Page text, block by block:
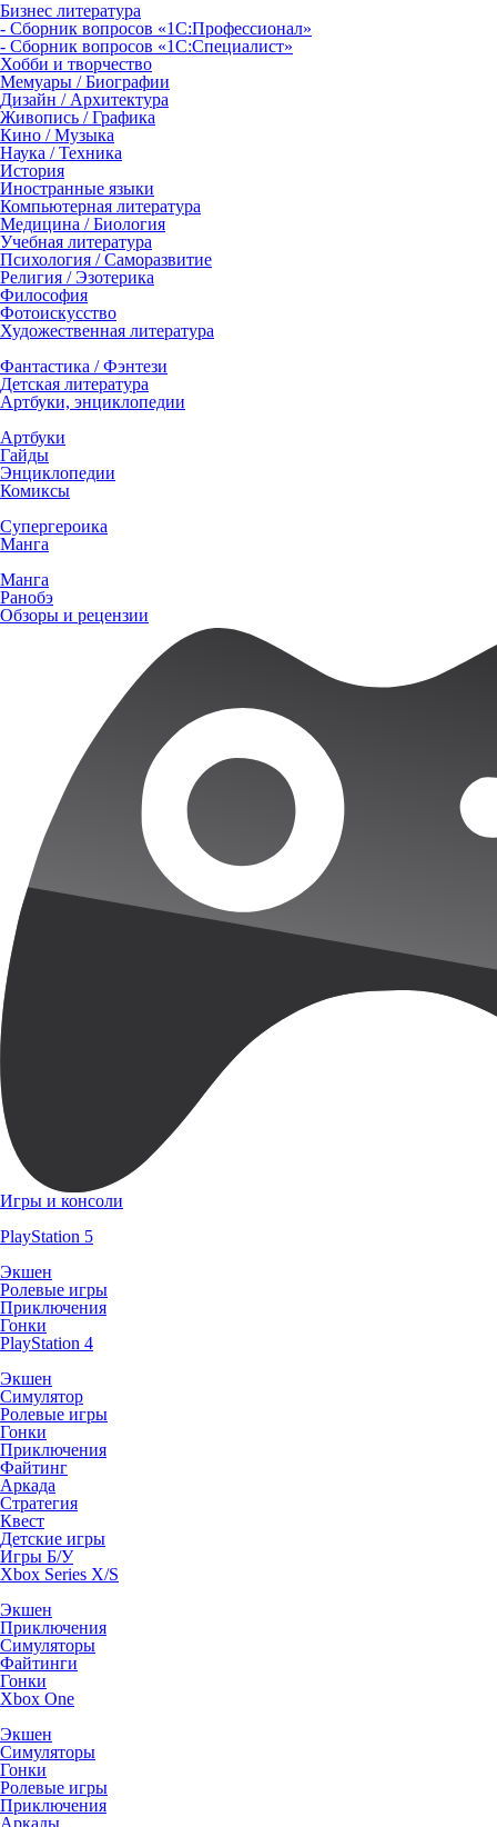
Бизнес литература
- Сборник вопросов «1С:Профессионал»
- Сборник вопросов «1С:Специалист»
Хобби и творчество
Мемуары / Биографии
Дизайн / Архитектура
Живопись / Графика
Кино / Музыка
Наука / Техника
История
Иностранные языки
Компьютерная литература
Медицина / Биология
Учебная литература
Психология / Саморазвитие
Религия / Эзотерика
Философия
Фотоискусство
Художественная литература
Фантастика / Фэнтези
Детская литература
Артбуки, энциклопедии
Артбуки
Гайды
Энциклопедии
Комиксы
Супергероика
Манга
Манга
Ранобэ
Обзоры и рецензии
Игры и консоли
PlayStation 5
Экшен
Ролевые игры
Приключения
Гонки
PlayStation 4
Экшен
Симулятор
Ролевые игры
Гонки
Приключения
Файтинг
Аркада
Стратегия
Квест
Детские игры
Игры Б/У
Xbox Series X/S
Экшен
Приключения
Симуляторы
Файтинги
Гонки
Xbox One
Экшен
Симуляторы
Гонки
Ролевые игры
Приключения
Аркады